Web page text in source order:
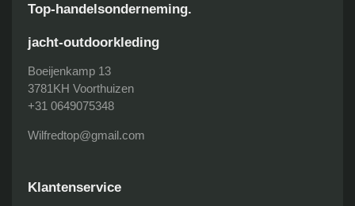
e
o
k
t
A
p
Top-handelsonderneming.
jacht-outdoorkleding
Boeijenkamp 13
3781KH Voorthuizen
+31 0649075348
Wilfredtop@gmail.com
Klantenservice